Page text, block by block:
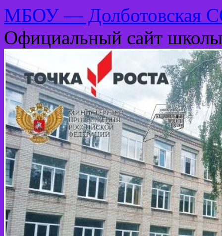
МБОУ — Долботовская
Официальный сайт школы